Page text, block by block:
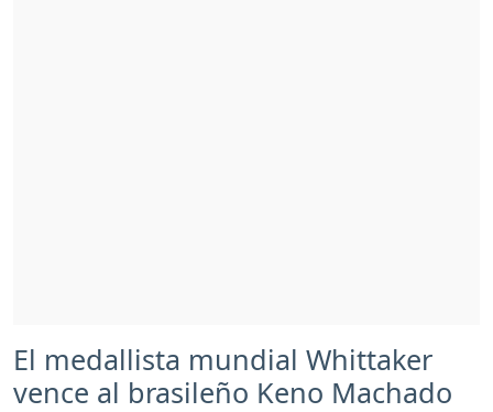
El medallista mundial Whittaker
vence al brasileño Keno Machado